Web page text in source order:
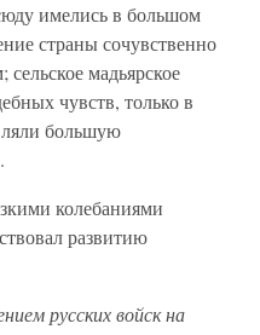
имелись в большом
страны сочувственно
мадьярское
чувств, только в
большую
колебаниями
развитию
русских войск на